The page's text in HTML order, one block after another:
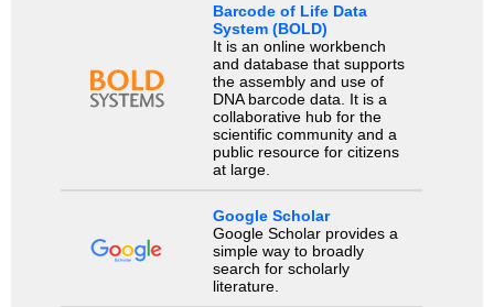
Barcode of Life Data
System (BOLD)
It is an online workbench
and database that supports
the assembly and use of
DNA barcode data. It is a
collaborative hub for the
scientific community and a
public resource for citizens
at large.
Google Scholar
Google Scholar provides a
simple way to broadly
search for scholarly
literature.